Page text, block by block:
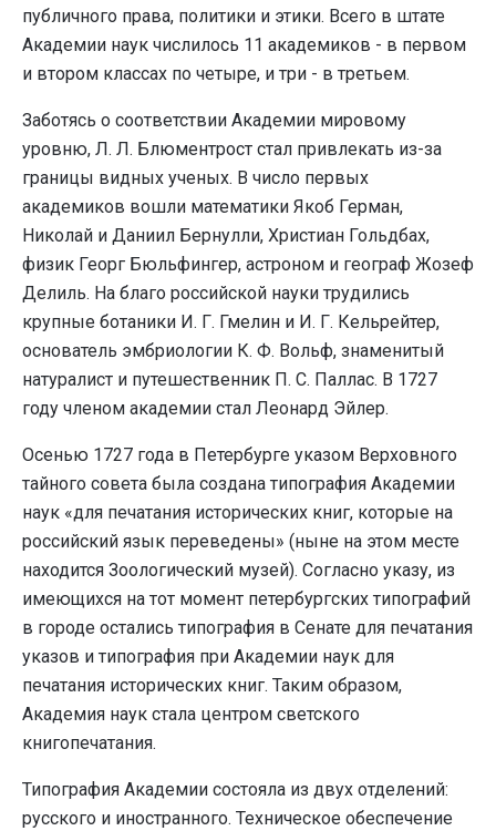
публичного права, политики и этики. Всего в штате
Академии наук числилось 11 академиков - в первом
и втором классах по четыре, и три - в третьем.
Заботясь о соответствии Академии мировому
уровню, Л. Л. Блюментрост стал привлекать из-за
границы видных ученых. В число первых
академиков вошли математики Якоб Герман,
Николай и Даниил Бернулли, Христиан Гольдбах,
физик Георг Бюльфингер, астроном и географ Жозеф
Делиль. На благо российской науки трудились
крупные ботаники И. Г. Гмелин и И. Г. Кельрейтер,
основатель эмбриологии К. Ф. Вольф, знаменитый
натуралист и путешественник П. С. Паллас. В 1727
году членом академии стал Леонард Эйлер.
Осенью 1727 года в Петербурге указом Верховного
тайного совета была создана типография Академии
наук «для печатания исторических книг, которые на
российский язык переведены» (ныне на этом месте
находится Зоологический музей). Согласно указу, из
имеющихся на тот момент петербургских типографий
в городе остались типография в Сенате для печатания
указов и типография при Академии наук для
печатания исторических книг. Таким образом,
Академия наук стала центром светского
книгопечатания.
Типография Академии состояла из двух отделений:
русского и иностранного. Техническое обеспечение